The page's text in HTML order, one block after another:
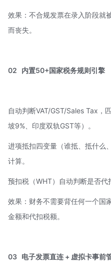
效果：不合规发票在录入阶段就
而丧失。
02 内置50+国家税务规则引擎
自动判断VAT/GST/Sales Tax，
坡9%、印度双轨GST等）。
进项抵扣四变量（谁抵、抵什么
计算。
预扣税（WHT）自动判断是否代
效果：财务不需要背任何一个国
金额和代扣税额。
03 电子发票直连 + 虚拟卡事前